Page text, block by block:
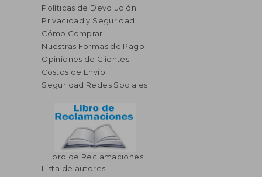
45% $ 45.07
Políticas de Devolución
Privacidad y Seguridad
Cómo Comprar
Nuestras Formas de Pago
Opiniones de Clientes
Costos de Envío
Seguridad Redes Sociales
Libro de Reclamaciones
Lista de autores